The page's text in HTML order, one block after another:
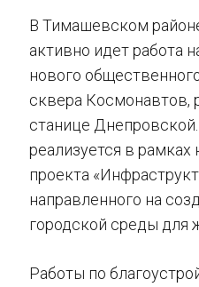
В Тимашевском
активно идет работа
нового
сквера Космонавтов,
станице
реализуется в рамках
проекта
направленного на
городской среды для
Работы по